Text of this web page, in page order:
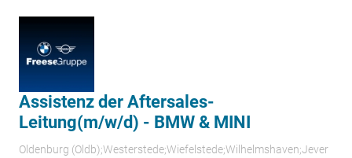
Assistenz der Aftersales-
Leitung(m/w/d) - BMW & MINI
Oldenburg (Oldb);Westerstede;Wiefelstede;Wilhelmshaven;Jever